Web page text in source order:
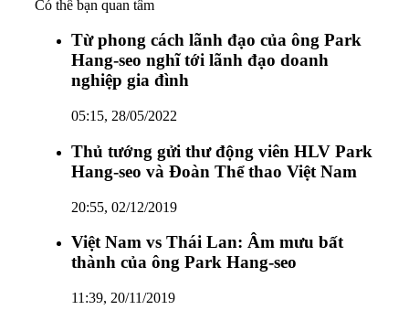
Có thể bạn quan tâm
Từ phong cách lãnh đạo của ông Park
Hang-seo nghĩ tới lãnh đạo doanh
nghiệp gia đình
05:15, 28/05/2022
Thủ tướng gửi thư động viên HLV Park
Hang-seo và Đoàn Thể thao Việt Nam
20:55, 02/12/2019
Việt Nam vs Thái Lan: Âm mưu bất
thành của ông Park Hang-seo
11:39, 20/11/2019